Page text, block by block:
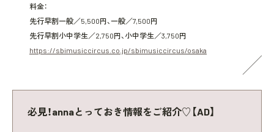
料金：
先行早割一般／5,500円、一般／7,500円
先行早割小中学生／2,750円、小中学生／3,750円
https://sbimusiccircus.co.jp/sbimusiccircus/osaka
必見！annaとっておき情報をご紹介♡【AD】